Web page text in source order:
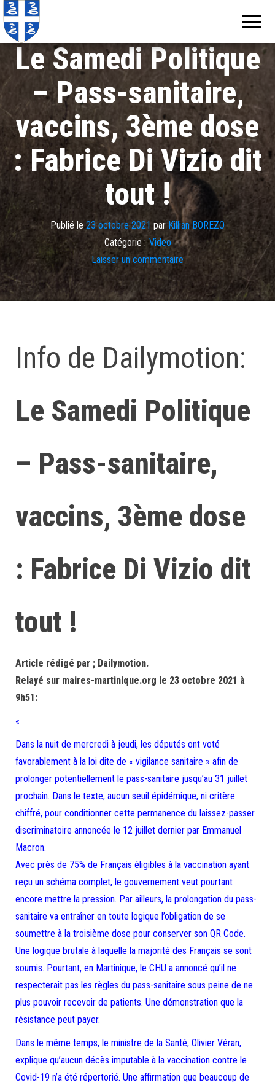
Le Samedi Politique
– Pass-sanitaire,
vaccins, 3ème dose
: Fabrice Di Vizio dit
tout !
Publié le23 octobre 2021 par Killian BOREZO
Catégorie : Video
Laisser un commentaire
Info de Dailymotion:
Le Samedi Politique
– Pass-sanitaire,
vaccins, 3ème dose
: Fabrice Di Vizio dit
tout !
Article rédigé par ; Dailymotion.
Relayé sur maires-martinique.org le 23 octobre 2021 à
9h51:
«
Dans la nuit de mercredi à jeudi, les députés ont voté
favorablement à la loi dite de « vigilance sanitaire » afin de
prolonger potentiellement le pass-sanitaire jusqu’au 31 juillet
prochain. Dans le texte, aucun seuil épidémique, ni critère
chiffré, pour conditionner cette permanence du laissez-passer
discriminatoire annoncée le 12 juillet dernier par Emmanuel
Macron.
Avec près de 75% de Français éligibles à la vaccination ayant
reçu un schéma complet, le gouvernement veut pourtant
encore mettre la pression. Par ailleurs, la prolongation du pass-
sanitaire va entraîner en toute logique l’obligation de se
soumettre à la troisième dose pour conserver son QR Code.
Une logique brutale à laquelle la majorité des Français se sont
soumis. Pourtant, en Martinique, le CHU a annoncé qu’il ne
respecterait pas les règles du pass-sanitaire sous peine de ne
plus pouvoir recevoir de patients. Une démonstration que la
résistance peut payer.
Dans le même temps, le ministre de la Santé, Olivier Véran,
explique qu’aucun décès imputable à la vaccination contre le
Covid-19 n’a été répertorié. Une affirmation que beaucoup de